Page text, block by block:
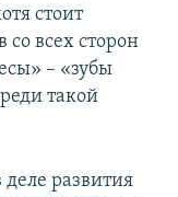
стоит
со всех сторон
– «зубы
такой
развития